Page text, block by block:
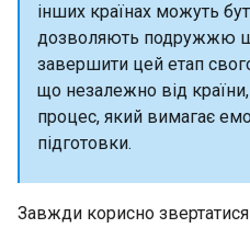
інших країнах можуть
дозволяють подружжю
завершити цей етап
що незалежно від
процес, який вимагає
підготовки.
Завжди корисно